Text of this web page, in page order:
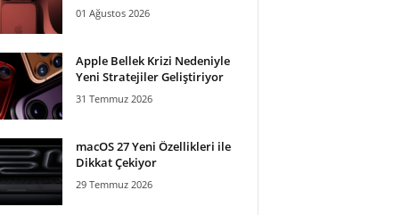
01 Ağustos 2026
Apple Bellek Krizi Nedeniyle
Yeni Stratejiler Geliştiriyor
31 Temmuz 2026
macOS 27 Yeni Özellikleri ile
Dikkat Çekiyor
29 Temmuz 2026